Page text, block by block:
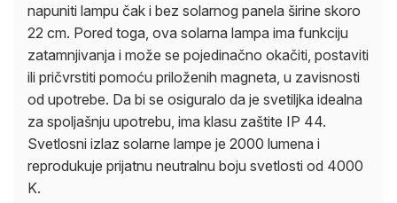
napuniti lampu čak i bez solarnog panela širine skoro
22 cm. Pored toga, ova solarna lampa ima funkciju
zatamnjivanja i može se pojedinačno okačiti, postaviti
ili pričvrstiti pomoću priloženih magneta, u zavisnosti
od upotrebe. Da bi se osiguralo da je svetiljka idealna
za spoljašnju upotrebu, ima klasu zaštite IP 44.
Svetlosni izlaz solarne lampe je 2000 lumena i
reprodukuje prijatnu neutralnu boju svetlosti od 4000
K.